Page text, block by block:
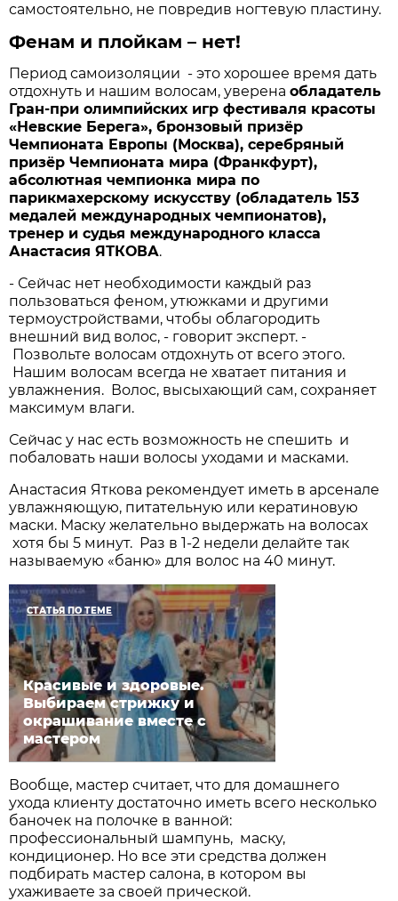
самостоятельно, не повредив ногтевую пластину.
Фенам и плойкам – нет!
Период самоизоляции - это хорошее время дать
отдохнуть и нашим волосам, уверенаобладатель
Гран-при олимпийских игр фестиваля красоты
«Невские Берега», бронзовый призёр
Чемпионата Европы (Москва), серебряный
призёр Чемпионата мира (Франкфурт),
абсолютная чемпионка мира по
парикмахерскому искусству (обладатель 153
медалей международных чемпионатов),
тренер и судья международного класса
Анастасия ЯТКОВА.
- Сейчас нет необходимости каждый раз
пользоваться феном, утюжками и другими
термоустройствами, чтобы облагородить
внешний вид волос, - говорит эксперт. -
Позвольте волосам отдохнуть от всего этого.
Нашим волосам всегда не хватает питания и
увлажнения. Волос, высыхающий сам, сохраняет
максимум влаги.
Сейчас у нас есть возможность не спешить и
побаловать наши волосы уходами и масками.
Анастасия Яткова рекомендует иметь в арсенале
увлажняющую, питательную или кератиновую
маски. Маску желательно выдержать на волосах
хотя бы 5 минут. Раз в 1-2 недели делайте так
называемую «баню» для волос на 40 минут.
СТАТЬЯ ПО ТЕМЕ
Красивые и здоровые.
Выбираем стрижку и
окрашивание вместе с
мастером
Вообще, мастер считает, что для домашнего
ухода клиенту достаточно иметь всего несколько
баночек на полочке в ванной:
профессиональный шампунь, маску,
кондиционер. Но все эти средства должен
подбирать мастер салона, в котором вы
ухаживаете за своей прической.